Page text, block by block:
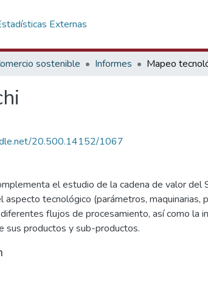
Externas
sostenible Informes
20.500.14152/1067
el estudio de la cadena de valor del
aspecto tecnológico (parámetros, maquinarias,
flujos de procesamiento, así como la
sus productos y sub-productos.